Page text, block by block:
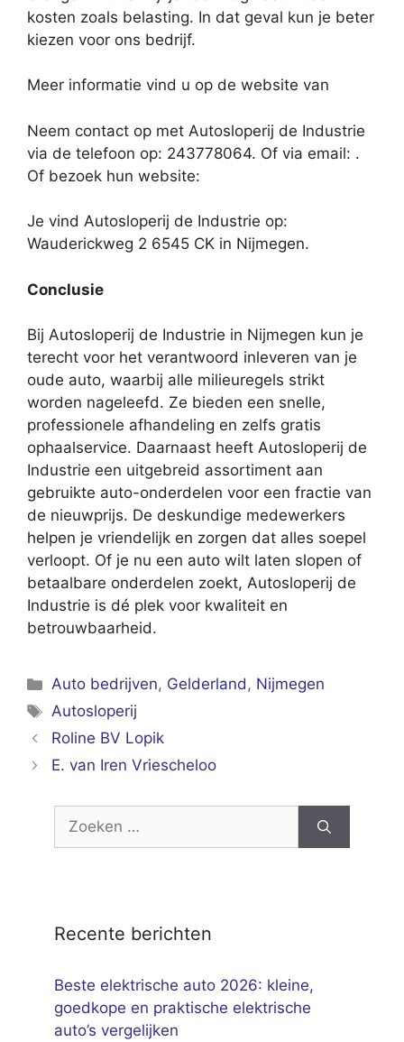
kosten zoals belasting. In dat geval kun je beter
kiezen voor ons bedrijf.
Meer informatie vind u op de website van
Neem contact op met Autosloperij de Industrie
via de telefoon op: 243778064. Of via email: .
Of bezoek hun website:
Je vind Autosloperij de Industrie op:
Wauderickweg 2 6545 CK in Nijmegen.
Conclusie
Bij Autosloperij de Industrie in Nijmegen kun je
terecht voor het verantwoord inleveren van je
oude auto, waarbij alle milieuregels strikt
worden nageleefd. Ze bieden een snelle,
professionele afhandeling en zelfs gratis
ophaalservice. Daarnaast heeft Autosloperij de
Industrie een uitgebreid assortiment aan
gebruikte auto-onderdelen voor een fractie van
de nieuwprijs. De deskundige medewerkers
helpen je vriendelijk en zorgen dat alles soepel
verloopt. Of je nu een auto wilt laten slopen of
betaalbare onderdelen zoekt, Autosloperij de
Industrie is dé plek voor kwaliteit en
betrouwbaarheid.
Categorieën
Auto bedrijven, Gelderland, Nijmegen
Tags
Autosloperij
Roline BV Lopik
E. van Iren Vriescheloo
Zoek
Recente berichten
Beste elektrische auto 2026: kleine,
goedkope en praktische elektrische
auto’s vergelijken